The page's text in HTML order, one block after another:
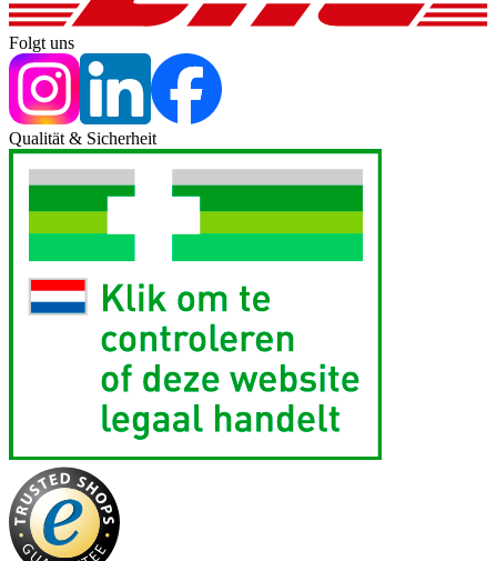
Folgt uns
Qualität & Sicherheit